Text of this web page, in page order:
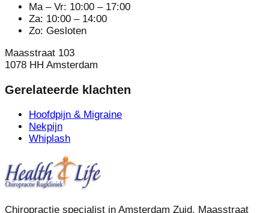
Ma – Vr: 10:00 – 17:00
Za: 10:00 – 14:00
Zo: Gesloten
Maasstraat 103
1078 HH Amsterdam
Gerelateerde klachten
Hoofdpijn & Migraine
Nekpijn
Whiplash
Chiropractie specialist in Amsterdam Zuid. Maasstraat